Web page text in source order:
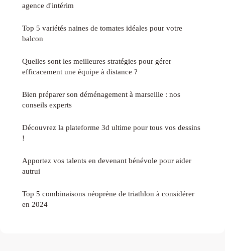
agence d'intérim
Top 5 variétés naines de tomates idéales pour votre
balcon
Quelles sont les meilleures stratégies pour gérer
efficacement une équipe à distance ?
Bien préparer son déménagement à marseille : nos
conseils experts
Découvrez la plateforme 3d ultime pour tous vos dessins
!
Apportez vos talents en devenant bénévole pour aider
autrui
Top 5 combinaisons néoprène de triathlon à considérer
en 2024